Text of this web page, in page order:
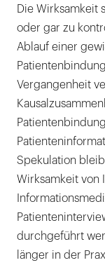
Die Wirksamkeit
oder gar zu
Ablauf einer
Vergangenheit
Spekulation
Wirksamkeit von
durchgeführt
länger in der